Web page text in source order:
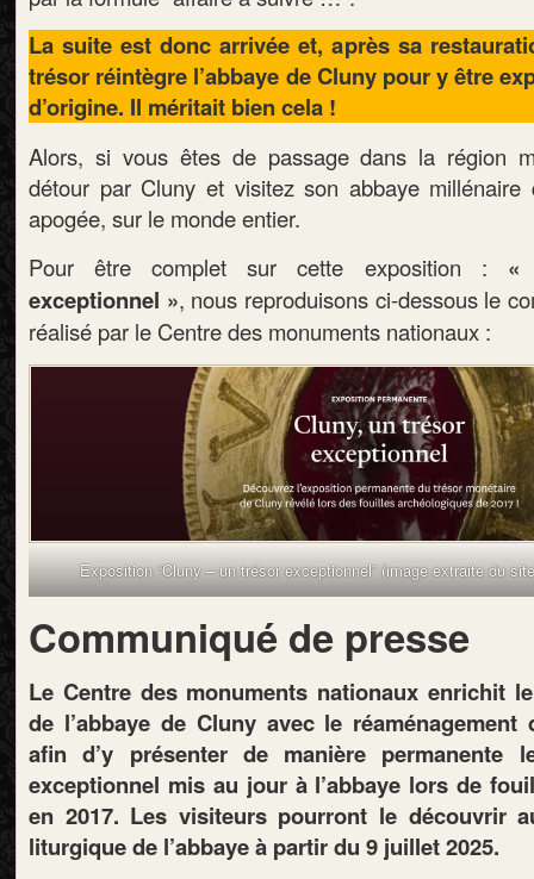
La suite est donc arrivée et, après sa
trésor réintègre l’abbaye de Cluny pour y être
d’origine. Il méritait bien cela !
Alors, si vous êtes de passage dans la région
détour par Cluny et visitez son abbaye
apogée, sur le monde entier.
Pour être complet sur cette exposition : «
exceptionnel », nous reproduisons ci-dessous le
réalisé par le Centre des monuments nationaux :
Exposition “Cluny – un trésor exceptionnel” (image extraite du
Communiqué de presse
Le Centre des monuments nationaux enrichit
de l’abbaye de Cluny avec le réaménagement
afin d’y présenter de manière permanente
exceptionnel mis au jour à l’abbaye lors de
en 2017. Les visiteurs pourront le découvrir
liturgique de l’abbaye à partir du 9 juillet 2025.